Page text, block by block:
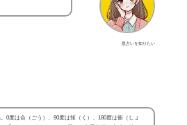
星占いを知りたい
0度は合（ごう）、90度は矩（く）、180度は衝（しょ